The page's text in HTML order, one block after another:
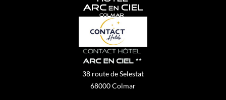
38 route de Selestat
68000 Colmar